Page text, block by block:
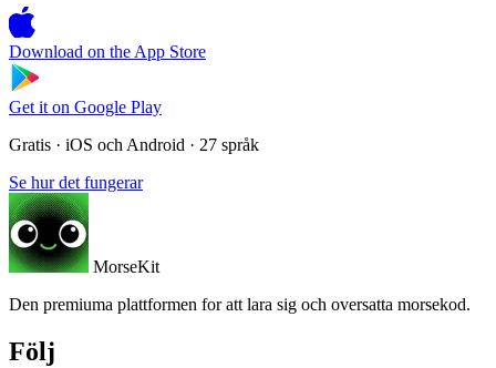
Download on the App Store
Get it on Google Play
Gratis · iOS och Android · 27 språk
Se hur det fungerar
MorseKit
Den premiuma plattformen for att lara sig och oversatta morsekod.
Följ